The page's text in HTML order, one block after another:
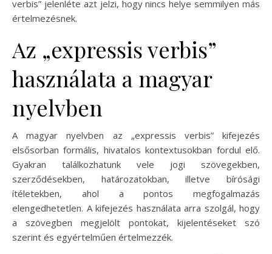
verbis” jelenléte azt jelzi, hogy nincs helye semmilyen más
értelmezésnek.
Az „expressis verbis”
használata a magyar
nyelvben
A magyar nyelvben az „expressis verbis” kifejezés
elsősorban formális, hivatalos kontextusokban fordul elő.
Gyakran találkozhatunk vele jogi szövegekben,
szerződésekben, határozatokban, illetve bírósági
ítéletekben, ahol a pontos megfogalmazás
elengedhetetlen. A kifejezés használata arra szolgál, hogy
a szövegben megjelölt pontokat, kijelentéseket szó
szerint és egyértelműen értelmezzék.